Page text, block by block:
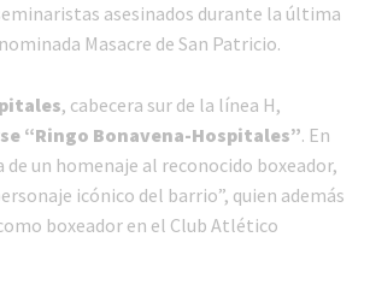
asesinados durante la última
Masacre de San Patricio.
, cabecera sur de la línea H,
“Ringo Bonavena-Hospitales”. En
de un homenaje al reconocido boxeador,
icónico del barrio”, quien además
boxeador en el Club Atlético